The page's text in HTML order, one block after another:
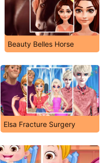
Beauty Belles Horse
Elsa Fracture Surgery